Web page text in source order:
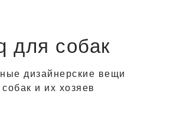
для собак
дизайнерские вещи
и их хозяев